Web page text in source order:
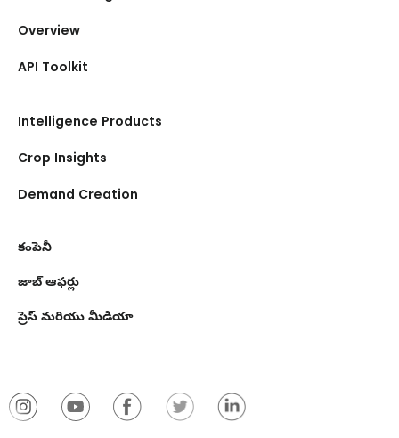
Overview
API Toolkit
Intelligence Products
Crop Insights
Demand Creation
కంపెనీ
జాబ్ ఆఫర్లు
ప్రెస్ మరియు మీడియా